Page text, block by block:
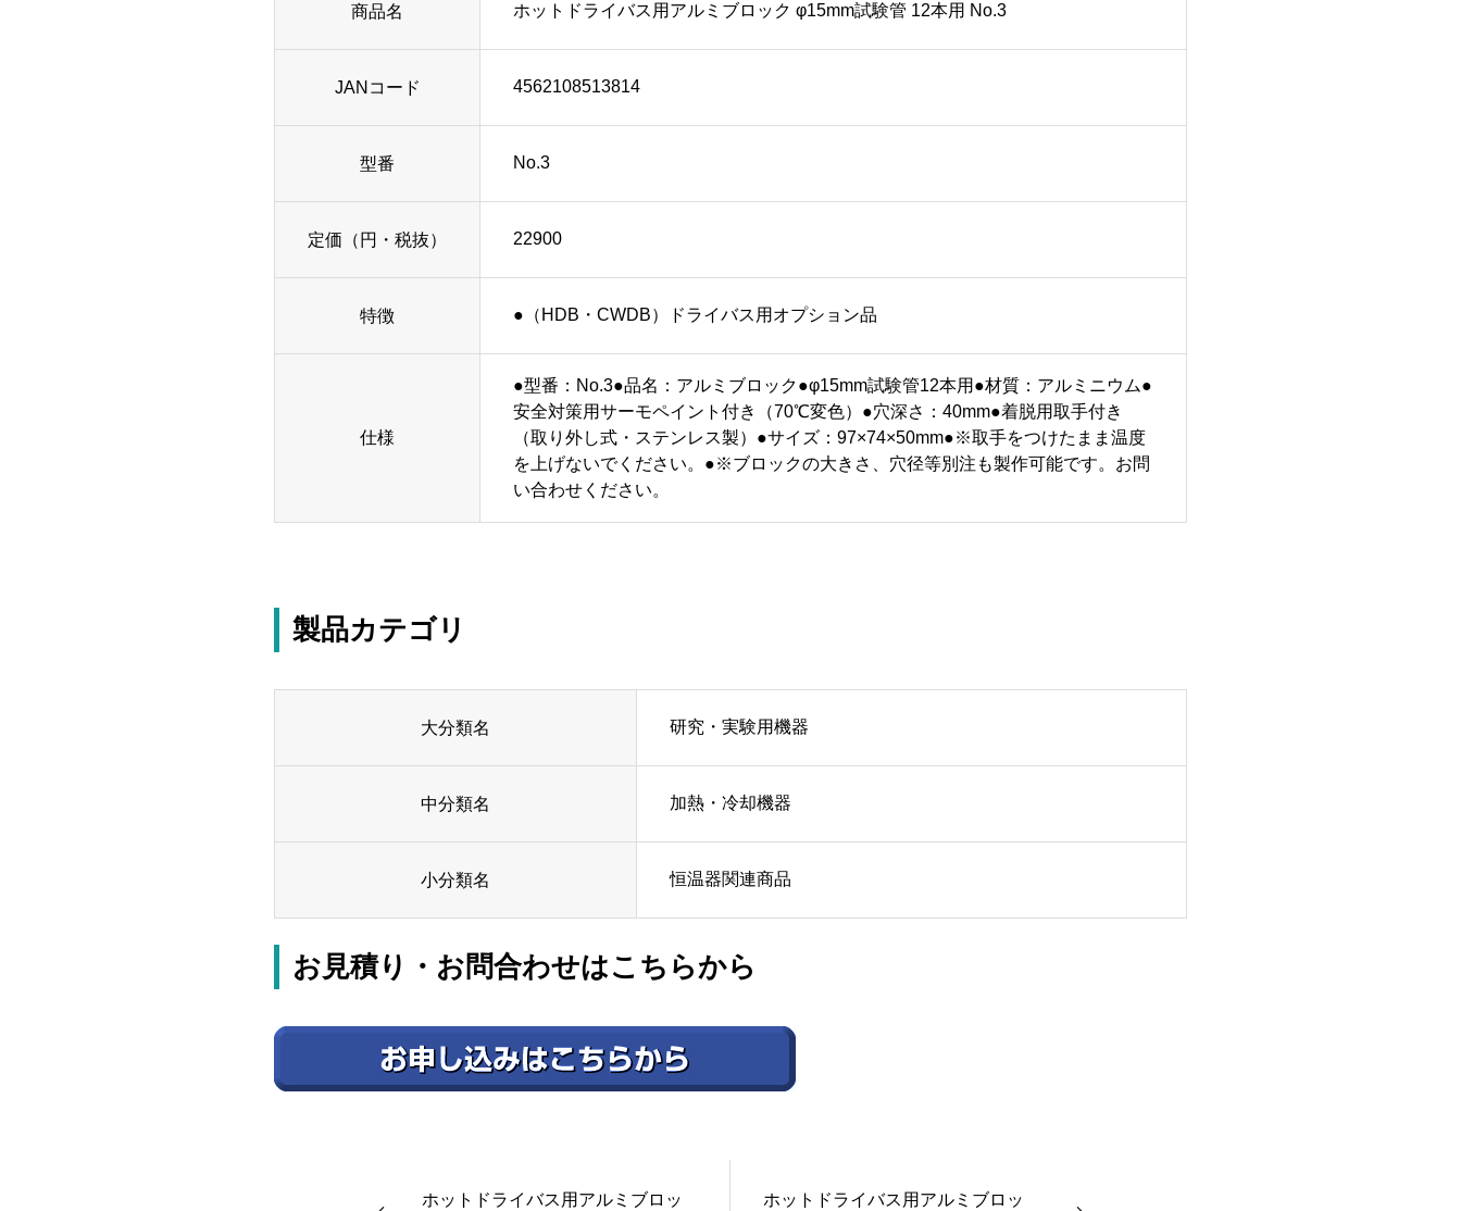
商品名 ホットドライバス用アルミブロック φ15mm試験管 12本用 No.3
JANコード 4562108513814
型番 No.3
定価（円・税抜） 22900
特徴 ●（HDB・CWDB）ドライバス用オプション品
仕様
●型番：No.3●品名：アルミブロック●φ15mm試験管12本用●材質：アルミニウム●
安全対策用サーモペイント付き（70℃変色）●穴深さ：40mm●着脱用取手付き
（取り外し式・ステンレス製）●サイズ：97×74×50mm●※取手をつけたまま温度
を上げないでください。●※ブロックの大きさ、穴径等別注も製作可能です。お問
い合わせください。
製品カテゴリ
大分類名 研究・実験用機器
中分類名 加熱・冷却機器
小分類名 恒温器関連商品
お見積り・お問合わせはこちらから
ホットドライバス用アルミブロッ
ホットドライバス用アルミブロッ